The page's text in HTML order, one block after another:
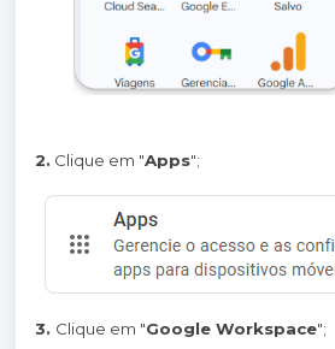
2. Clique em "Apps";
3. Clique em "Google Workspace";